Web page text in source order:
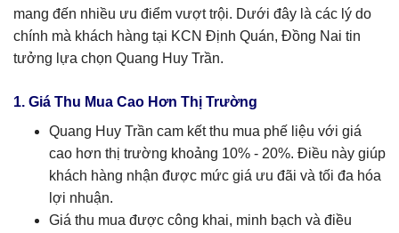
mang đến nhiều ưu điểm vượt trội. Dưới đây là các lý do
chính mà khách hàng tại KCN Định Quán, Đồng Nai tin
tưởng lựa chọn Quang Huy Trần.
1. Giá Thu Mua Cao Hơn Thị Trường
Quang Huy Trần cam kết thu mua phế liệu với giá
cao hơn thị trường khoảng 10% - 20%. Điều này giúp
khách hàng nhận được mức giá ưu đãi và tối đa hóa
lợi nhuận.
Giá thu mua được công khai, minh bạch và điều